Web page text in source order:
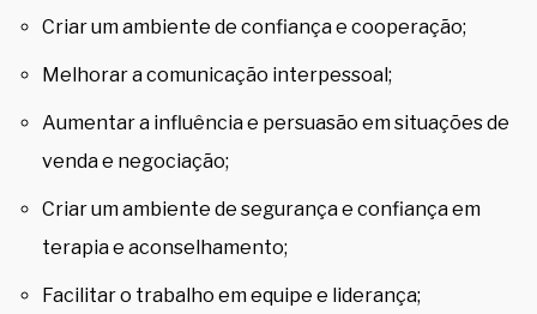
Criar um ambiente de confiança e cooperação;
Melhorar a comunicação interpessoal;
Aumentar a influência e persuasão em situações de
venda e negociação;
Criar um ambiente de segurança e confiança em
terapia e aconselhamento;
Facilitar o trabalho em equipe e liderança;